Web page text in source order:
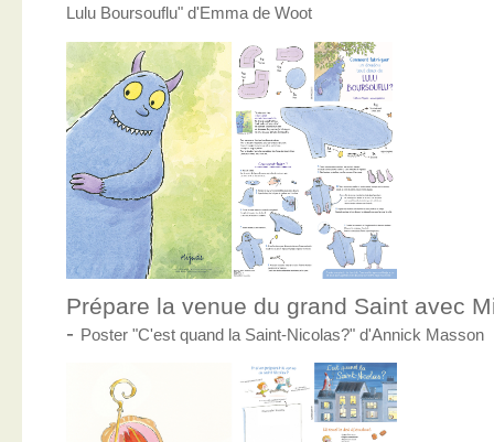
Lulu Boursouflu" d'Emma de Woot
Prépare la venue du grand Saint avec
- Poster "C'est quand la Saint-Nicolas?" d'Annick Masson